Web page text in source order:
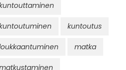
kuntoutus
matka